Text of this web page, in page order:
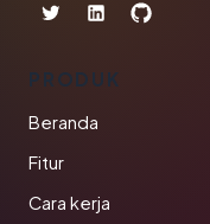
PRODUK
Beranda
Fitur
Cara kerja